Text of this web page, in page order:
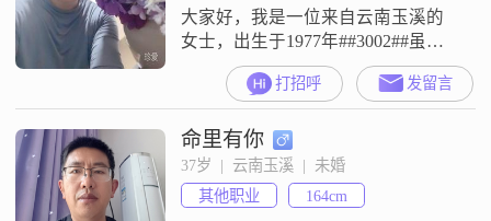
闲暇之余，我喜欢美食烹饪，尝试
大家好，我是一位来自云南玉溪的
女士，出生于1977年##3002##虽然
我的身高只有154cm，但我相信，身
高并不是衡量一个人的全部标准
##3002##我性格独立自信，总是以
开朗的笑容面对生活，善于理解和
感受他人的情感，富有同理心
##3002##我对待生活充满热爱，家
庭对我来说始终是第一位的
打招呼 发留言
命里有你
37岁  |  云南玉溪  |  未婚
其他职业
164cm